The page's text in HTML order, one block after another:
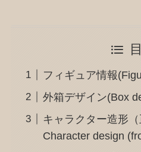
フィギュア情報
外箱デザイン(Box
キャラクター造形（
Character design